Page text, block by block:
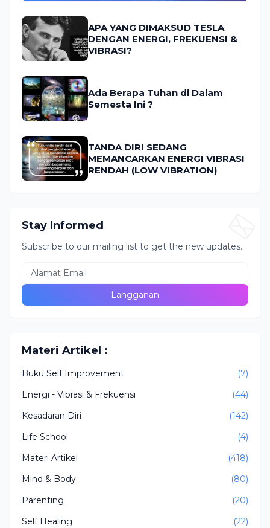
APA YANG DIMAKSUD TESLA
DENGAN ENERGI, FREKUENSI &
VIBRASI?
Ada Berapa Tuhan di Dalam
Semesta Ini ?
TANDA DIRI SEDANG
MEMANCARKAN ENERGI VIBRASI
RENDAH (LOW VIBRATION)
Stay Informed
Subscribe to our mailing list to get the new updates.
Materi Artikel :
Buku Self Improvement
(7)
Energi - Vibrasi & Frekuensi
(44)
Kesadaran Diri
(142)
Life School
(4)
Materi Artikel
(418)
Mind & Body
(80)
Parenting
(20)
Self Healing
(22)